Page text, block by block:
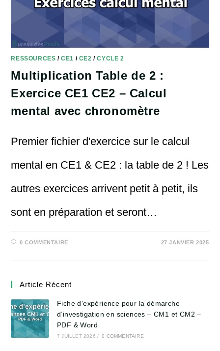
RESSOURCES /CE1 / CE2 /CYCLE 2
Multiplication Table de 2 :
Exercice CE1 CE2 – Calcul
mental avec chronomètre
Premier fichier d'exercice sur le calcul
mental en CE1 & CE2 : la table de 2 ! Les
autres exercices arrivent petit à petit, ils
sont en préparation et seront…
0 COMMENTAIRE 27 JANVIER 2025
Article Récent
Fiche d’expérience pour la démarche
d’investigation en sciences – CM1 et CM2 –
PDF & Word
7 JUILLET 2026 / 0 COMMENTAIRE